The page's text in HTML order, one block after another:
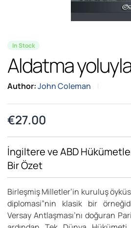
In Stock
Aldatma
Author:John Coleman
€27.00
İngiltere ve ABD
Bir Özet
Birleşmiş Milletler’in kuruluş
diplomasi”nin klasik bir
Versay Antlaşması’nı doğuran